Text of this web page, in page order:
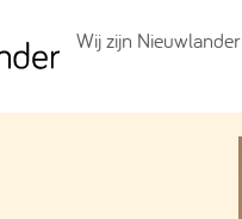
Wij zijn Nieuwlander